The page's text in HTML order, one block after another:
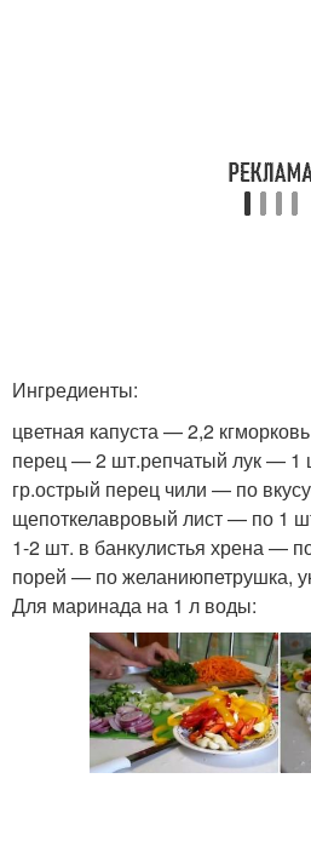
Ингредиенты:
цветная капуста — 2,2
перец — 2 шт.репчатый лук — 1
гр.острый перец чили — по
щепоткелавровый лист — по 1
1-2 шт. в банкулистья хрена —
порей — по желаниюпетрушка,
Для маринада на 1 л воды: